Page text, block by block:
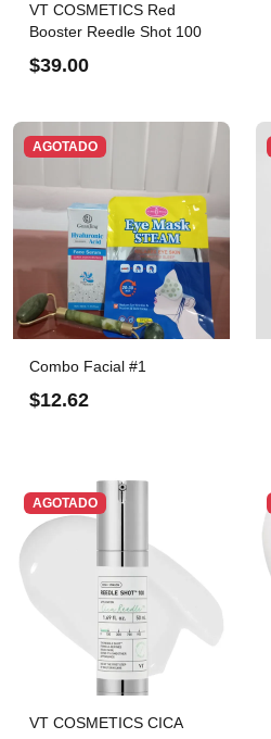
VT COSMETICS Red
Booster Reedle Shot 100
$39.00
AGOTADO
Combo Facial #1
$12.62
AGOTADO
VT COSMETICS CICA